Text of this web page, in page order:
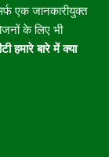
एक जानकारीयुक्त
के लिए भी
हमारे बारे में क्या